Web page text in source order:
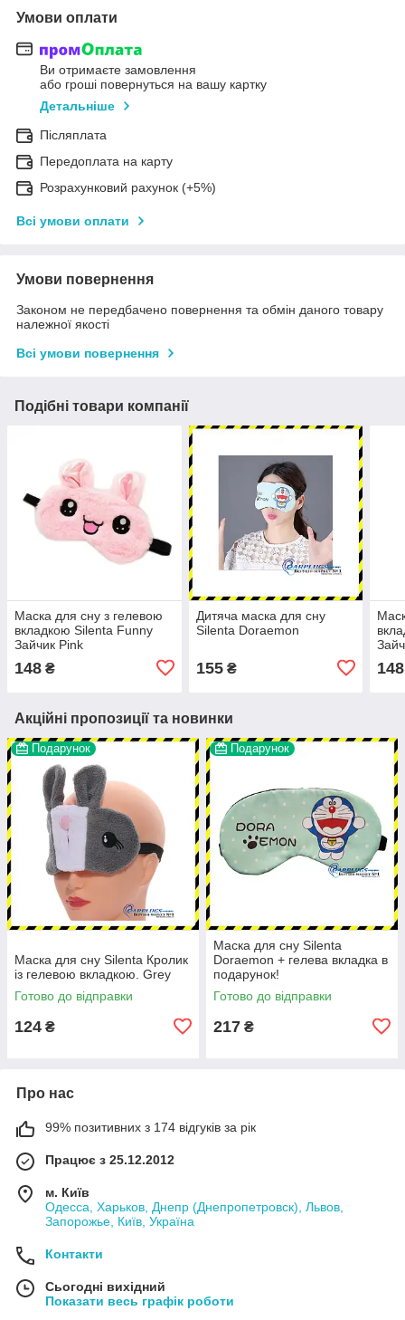
Умови оплати
Ви отримаєте замовлення
або гроші повернуться на вашу картку
Детальніше
Післяплата
Передоплата на карту
Розрахунковий рахунок (+5%)
Всі умови оплати
Умови повернення
Законом не передбачено повернення та обмін даного товару
належної якості
Всі умови повернення
Подібні товари компанії
Маска для сну з гелевою
вкладкою Silenta Funny
Зайчик Pink
148 ₴
Дитяча маска для сну
Silenta Doraemon
155₴ 148
Акційні пропозиції та новинки
Подарунок
Маска для сну Silenta Кролик
із гелевою вкладкою. Grey
Готово до відправки
124 ₴
Подарунок
Маска для сну Silenta
Doraemon + гелева вкладка в
подарунок!
Готово до відправки
217 ₴
Про нас
99% позитивних з 174 відгуків за рік
Працює з 25.12.2012
м. Київ
Одесса, Харьков, Днепр (Днепропетровск), Львов,
Запорожье, Київ, Україна
Контакти
Сьогодні вихідний
Показати весь графік роботи